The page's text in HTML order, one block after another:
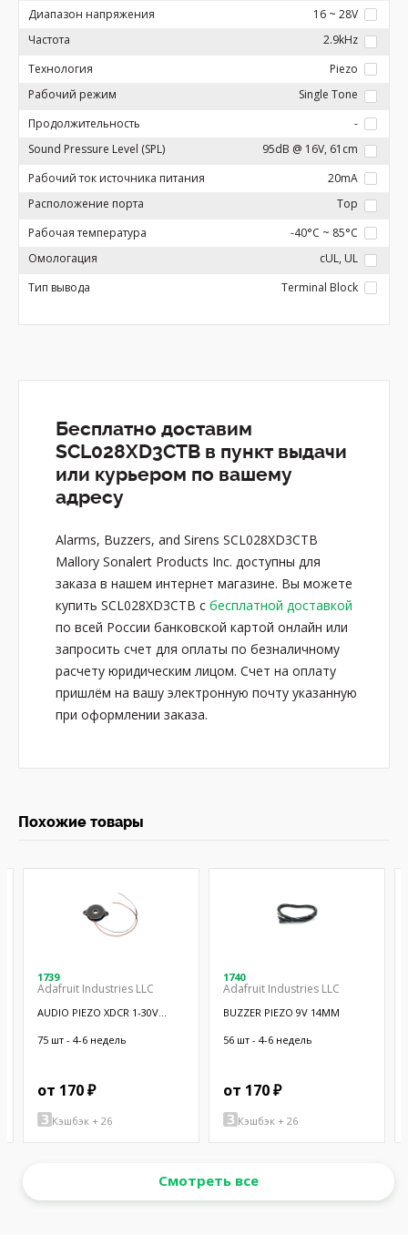
Диапазон напряжения
16 ~ 28V
Частота
2.9kHz
Технология
Piezo
Рабочий режим
Single Tone
Продолжительность
-
Sound Pressure Level (SPL)
95dB @ 16V, 61cm
Рабочий ток источника питания
20mA
Расположение порта
Top
Рабочая температура
-40°C ~ 85°C
Омологация
cUL, UL
Тип вывода
Terminal Block
Бесплатно доставим
SCL028XD3CTB в пункт выдачи
или курьером по вашему
адресу
Alarms, Buzzers, and Sirens SCL028XD3CTB
Mallory Sonalert Products Inc. доступны для
заказа в нашем интернет магазине. Вы можете
купить SCL028XD3CTB с бесплатной доставкой
по всей России банковской картой онлайн или
запросить счет для оплаты по безналичному
расчету юридическим лицом. Счет на оплату
пришлём на вашу электронную почту указанную
при оформлении заказа.
Похожие товары
1739
Adafruit Industries LLC
AUDIO PIEZO XDCR 1-30V
75 шт - 4-6 недель
от 170 ₽
Кэшбэк + 26
1740
Adafruit Industries LLC
BUZZER PIEZO 9V 14MM
56 шт - 4-6 недель
от 170 ₽
Кэшбэк + 26
Смотреть все